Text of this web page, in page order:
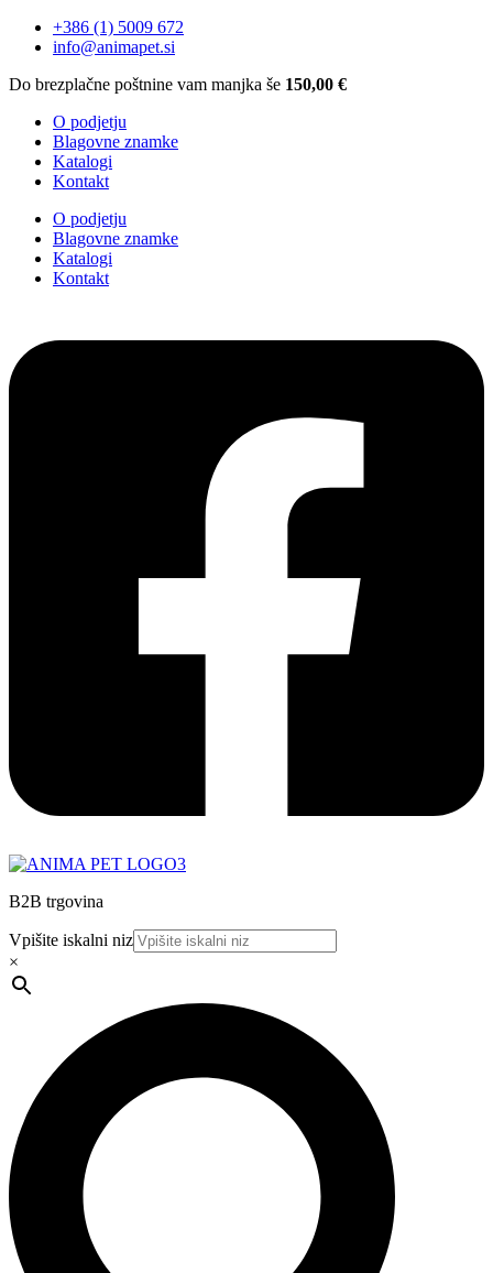
+386 (1) 5009 672
info@animapet.si
Do brezplačne poštnine vam manjka še 150,00 €
O podjetju
Blagovne znamke
Katalogi
Kontakt
O podjetju
Blagovne znamke
Katalogi
Kontakt
B2B trgovina
Vpišite iskalni niz
×